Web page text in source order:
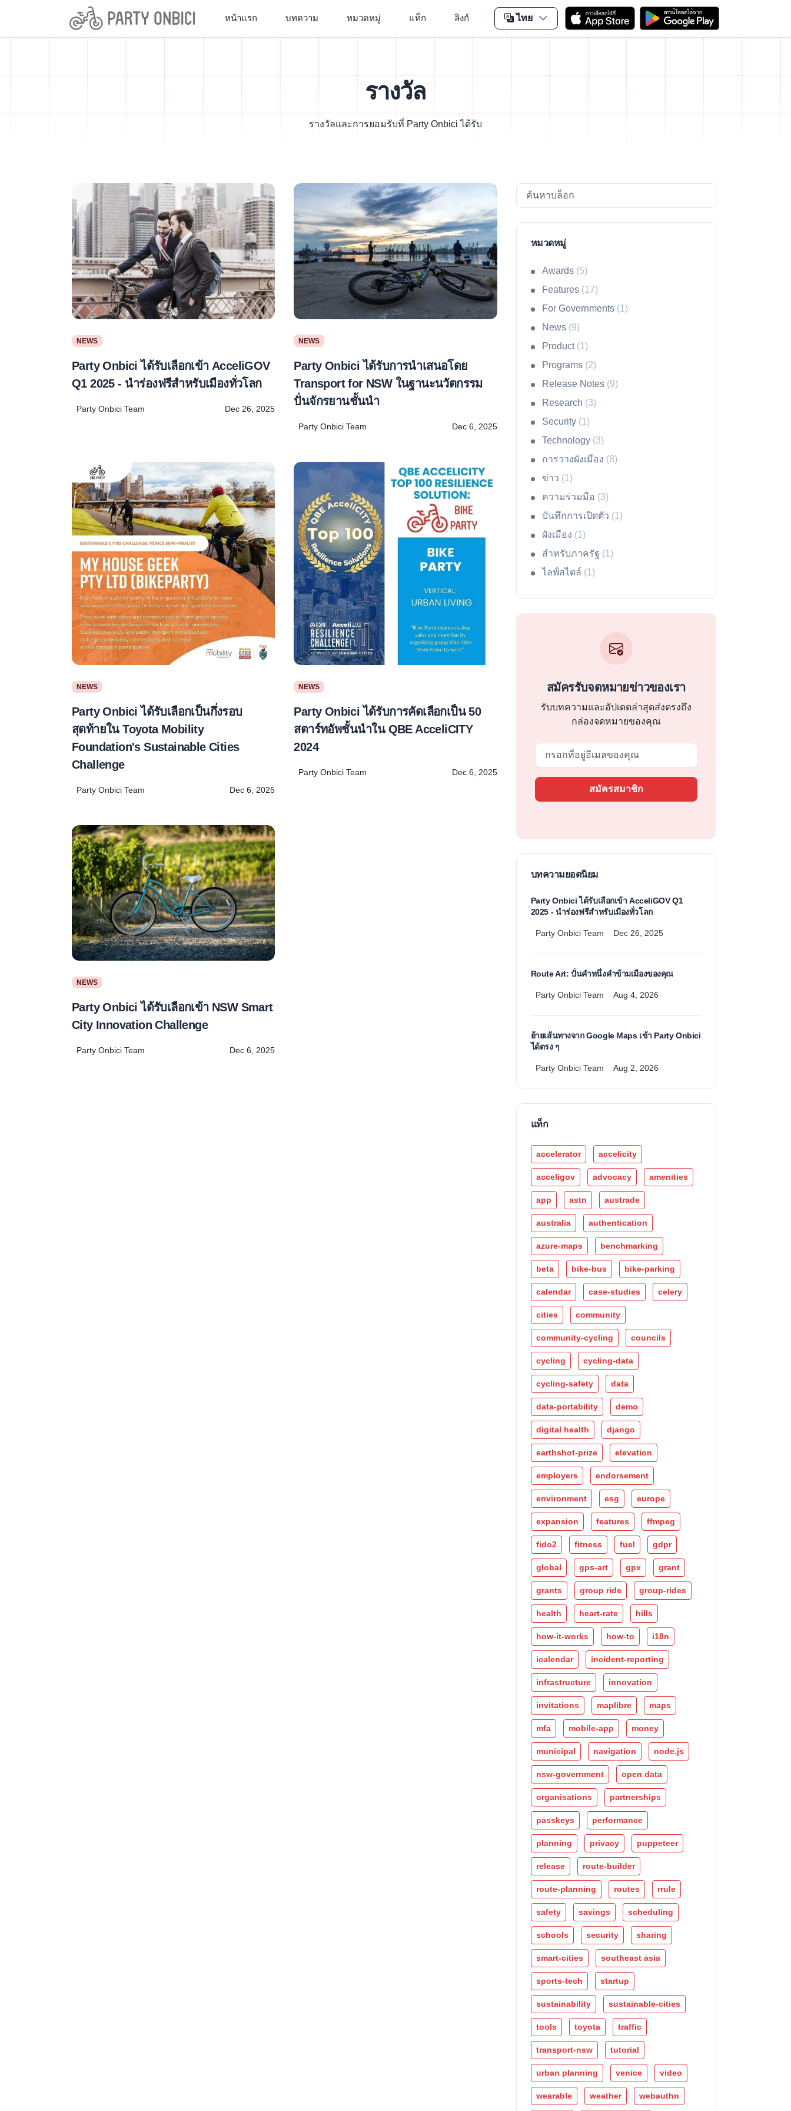
หน้าแรก บทความ หมวดหมู่ แท็ก ลิงก์ ไทย
รางวัล
รางวัลและการยอมรับที่ Party Onbici ได้รับ
NEWS
Party Onbici ได้รับเลือกเข้า AcceliGOV
Q1 2025 - นำร่องฟรีสำหรับเมืองทั่วโลก
Party Onbici Team Dec 26, 2025
NEWS
Party Onbici ได้รับการนำเสนอโดย
Transport for NSW ในฐานะนวัตกรรม
ปั่นจักรยานชั้นนำ
Party Onbici Team Dec 6, 2025
NEWS
Party Onbici ได้รับเลือกเป็นกึ่งรอบ
สุดท้ายใน Toyota Mobility
Foundation's Sustainable Cities
Challenge
Party Onbici Team Dec 6, 2025
NEWS
Party Onbici ได้รับการคัดเลือกเป็น 50
สตาร์ทอัพชั้นนำใน QBE AcceliCITY
2024
Party Onbici Team Dec 6, 2025
NEWS
Party Onbici ได้รับเลือกเข้า NSW Smart
City Innovation Challenge
Party Onbici Team Dec 6, 2025
Search
หมวดหมู่
Awards (5)
Features (17)
For Governments (1)
News (9)
Product (1)
Programs (2)
Release Notes (9)
Research (3)
Security (1)
Technology (3)
การวางผังเมือง (8)
ข่าว (1)
ความร่วมมือ (3)
บันทึกการเปิดตัว (1)
ผังเมือง (1)
สำหรับภาครัฐ (1)
ไลฟ์สไตล์ (1)
สมัครรับจดหมายข่าวของเรา
รับบทความและอัปเดตล่าสุดส่งตรงถึง
กล่องจดหมายของคุณ
สมัครสมาชิก
บทความยอดนิยม
Party Onbici ได้รับเลือกเข้า AcceliGOV Q1
2025 - นำร่องฟรีสำหรับเมืองทั่วโลก
Party Onbici Team Dec 26, 2025
Route Art: ปั่นคำหนึ่งคำข้ามเมืองของคุณ
Party Onbici Team Aug 4, 2026
ย้ายเส้นทางจาก Google Maps เข้า Party Onbici
ได้ตรง ๆ
Party Onbici Team Aug 2, 2026
แท็ก
accelerator accelicity
acceligov advocacy amenities
app astn austrade
australia authentication
azure-maps benchmarking
beta bike-bus bike-parking
calendar case-studies celery
cities community
community-cycling councils
cycling cycling-data
cycling-safety data
data-portability demo
digital health django
earthshot-prize elevation
employers endorsement
environment esg europe
expansion features ffmpeg
fido2 fitness fuel gdpr
global gps-art gpx grant
grants group ride group-rides
health heart-rate hills
how-it-works how-to i18n
icalendar incident-reporting
infrastructure innovation
invitations maplibre maps
mfa mobile-app money
municipal navigation node.js
nsw-government open data
organisations partnerships
passkeys performance
planning privacy puppeteer
release route-builder
route-planning routes rrule
safety savings scheduling
schools security sharing
smart-cities southeast asia
sports-tech startup
sustainability sustainable-cities
tools toyota traffic
transport-nsw tutorial
urban planning venice video
wearable weather webauthn